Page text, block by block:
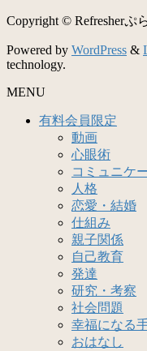
Copyright © Refresherぷ
Powered by WordPress &
technology.
MENU
有料会員限定
動画
心眼術
コミュニケ
人格
恋愛・結婚
仕組み
親子関係
自己教育
発達
研究・考察
社会問題
幸福になる
おはなし